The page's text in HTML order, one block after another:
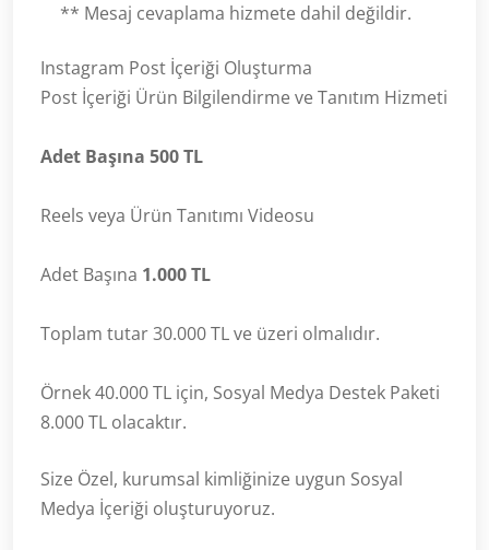
** Mesaj cevaplama hizmete dahil değildir.
Instagram Post İçeriği Oluşturma
Post İçeriği Ürün Bilgilendirme ve Tanıtım Hizmeti
Adet Başına 500 TL
Reels veya Ürün Tanıtımı Videosu
Adet Başına 1.000 TL
Toplam tutar 30.000 TL ve üzeri olmalıdır.
Örnek 40.000 TL için, Sosyal Medya Destek Paketi
8.000 TL olacaktır.
Size Özel, kurumsal kimliğinize uygun Sosyal
Medya İçeriği oluşturuyoruz.